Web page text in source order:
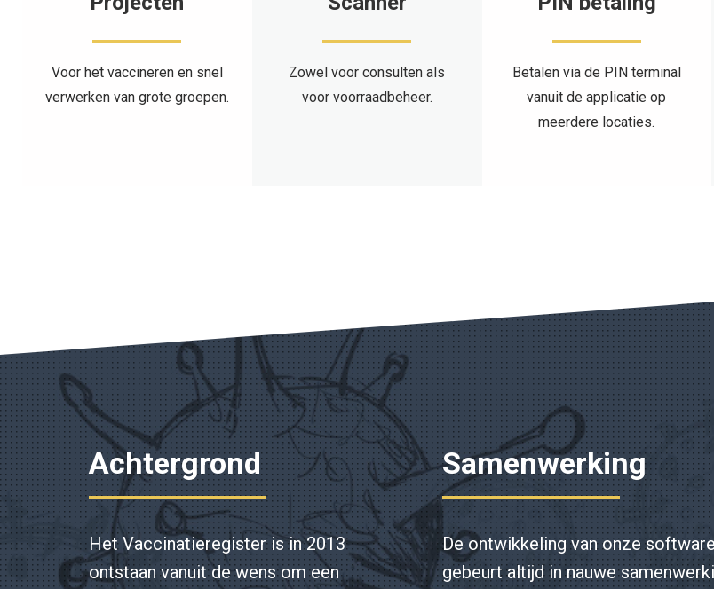
Voor het vaccineren en snel
verwerken van grote groepen.
Zowel voor consulten als
voor voorraadbeheer.
Betalen via de PIN terminal
vanuit de applicatie op
meerdere locaties.
Achtergrond
Het Vaccinatieregister is in 2013
ontstaan vanuit de wens om een
Samenwerking
De ontwikkeling van onze
gebeurt altijd in nauwe